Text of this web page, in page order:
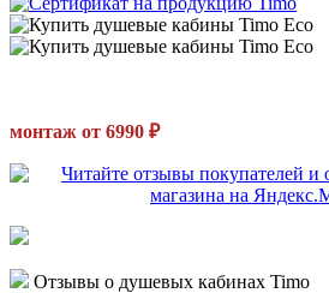
монтаж от 6990 ₽
Отзывы о душевых кабинах Timo